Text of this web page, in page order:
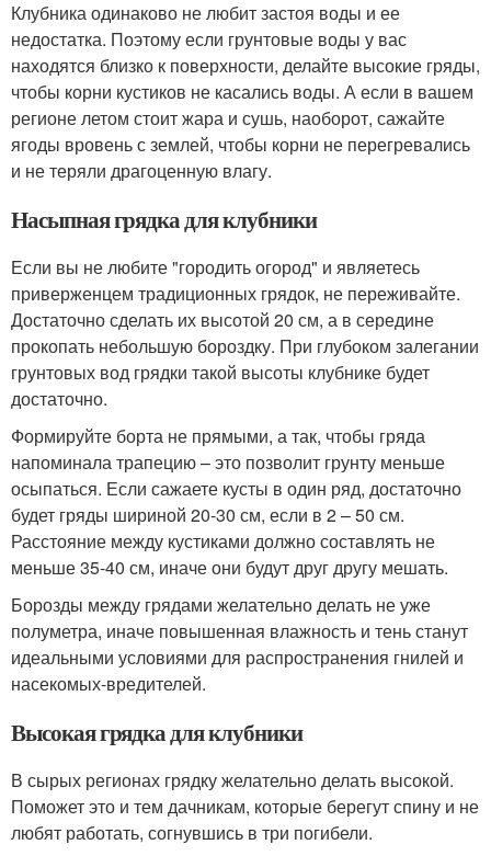
Клубника одинаково не любит застоя воды и ее
недостатка. Поэтому если грунтовые воды у вас
находятся близко к поверхности, делайте высокие гряды,
чтобы корни кустиков не касались воды. А если в вашем
регионе летом стоит жара и сушь, наоборот, сажайте
ягоды вровень с землей, чтобы корни не перегревались
и не теряли драгоценную влагу.
Насыпная грядка для клубники
Если вы не любите "городить огород" и являетесь
приверженцем традиционных грядок, не переживайте.
Достаточно сделать их высотой 20 см, а в середине
прокопать небольшую бороздку. При глубоком залегании
грунтовых вод грядки такой высоты клубнике будет
достаточно.
Формируйте борта не прямыми, а так, чтобы гряда
напоминала трапецию – это позволит грунту меньше
осыпаться. Если сажаете кусты в один ряд, достаточно
будет гряды шириной 20-30 см, если в 2 – 50 см.
Расстояние между кустиками должно составлять не
меньше 35-40 см, иначе они будут друг другу мешать.
Борозды между грядами желательно делать не уже
полуметра, иначе повышенная влажность и тень станут
идеальными условиями для распространения гнилей и
насекомых-вредителей.
Высокая грядка для клубники
В сырых регионах грядку желательно делать высокой.
Поможет это и тем дачникам, которые берегут спину и не
любят работать, согнувшись в три погибели.